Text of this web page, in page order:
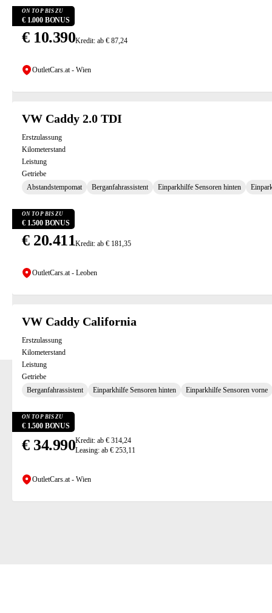
ON TOP BIS ZU
€ 1.000 BONUS
€ 10.390Kredit: ab € 87,24
OutletCars.at - Wien
VW Caddy 2.0 TDI
Erstzulassung
Kilometerstand
Leistung
Getriebe
Abstandstempomat
Berganfahrassistent Einparkhilfe Sensoren hinten
ON TOP BIS ZU
€ 1.500 BONUS
€ 20.411Kredit: ab € 181,35
OutletCars.at - Leoben
VW Caddy California
Erstzulassung
Kilometerstand
Leistung
Getriebe
Berganfahrassistent
Einparkhilfe Sensoren hinten Einparkhilfe Sensoren vorne
ON TOP BIS ZU
€ 1.500 BONUS
€ 34.990Kredit: ab € 314,24
Leasing: ab € 253,11
OutletCars.at - Wien